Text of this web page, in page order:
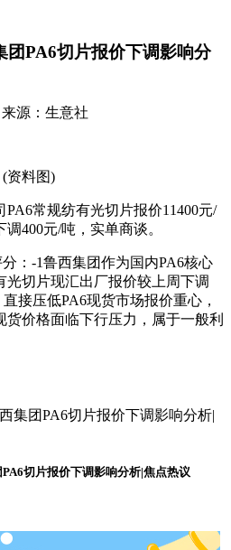
团PA6切片报价下调影响分
来源：生意社
(资料图)
常规纺有光切片报价11400元/
400元/吨，实单商谈。
分：-1鲁西集团作为国内PA6核心
切片现汇出厂报价较上周下调
接压低PA6现货市场报价重心，
价格面临下行压力，属于一般利
切片报价下调影响分析|焦点热议